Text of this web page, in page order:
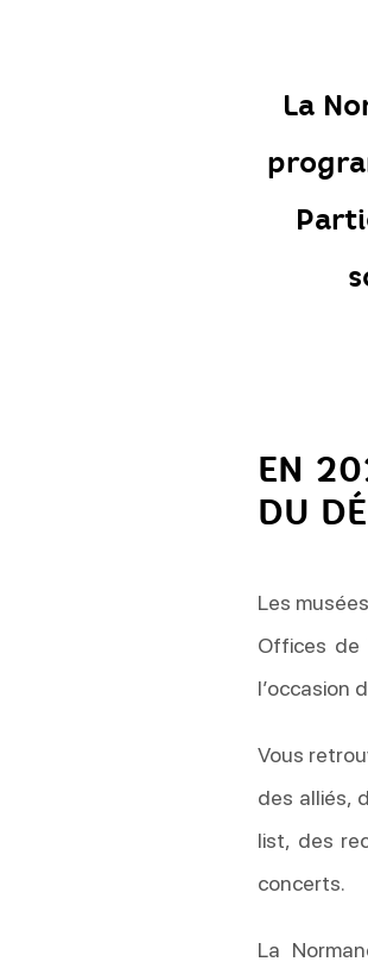
La
EN
DU
Les
Offices de
l’occasion
Vous
des alliés,
list, des
concerts.
La